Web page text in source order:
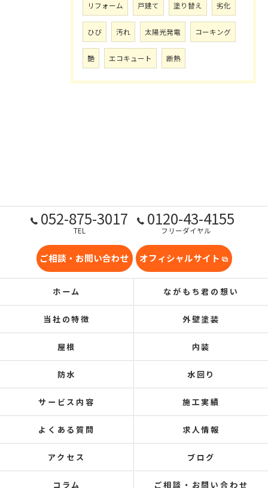
リフォーム 戸建て 塗り替え 劣化
ひび 汚れ 太陽光発電 コーキング
艶 エコキュート 断熱
052-875-3017
TEL
0120-43-4155
フリーダイヤル
ご相談・お問い合わせ オフィシャルサイト
ホーム ながもち君の想い
当社の特徴 外壁塗装
屋根 内装
防水 水回り
サービス内容 施工実績
よくある質問 求人情報
アクセス ブログ
コラム ご相談・お問い合わせ